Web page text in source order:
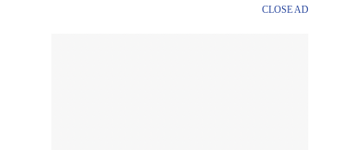
CLOSE AD